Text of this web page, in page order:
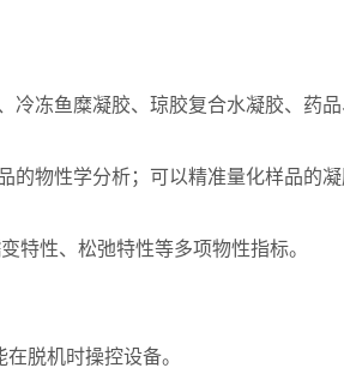
冻鱼糜凝胶、琼胶复合水凝胶、药
的物性学分析；可以精准量化样品的
特性、松弛特性等多项物性指标。
脱机时操控设备。